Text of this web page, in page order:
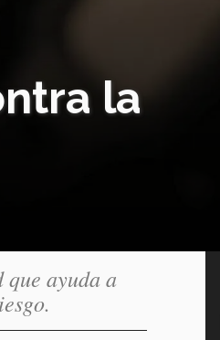
la
que ayuda a